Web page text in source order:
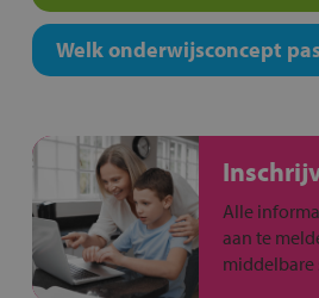
Welk onderwijsconcept
Alle
aan te
middelbare